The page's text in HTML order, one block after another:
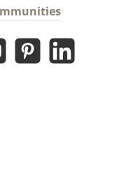
PinterestLinkedIn